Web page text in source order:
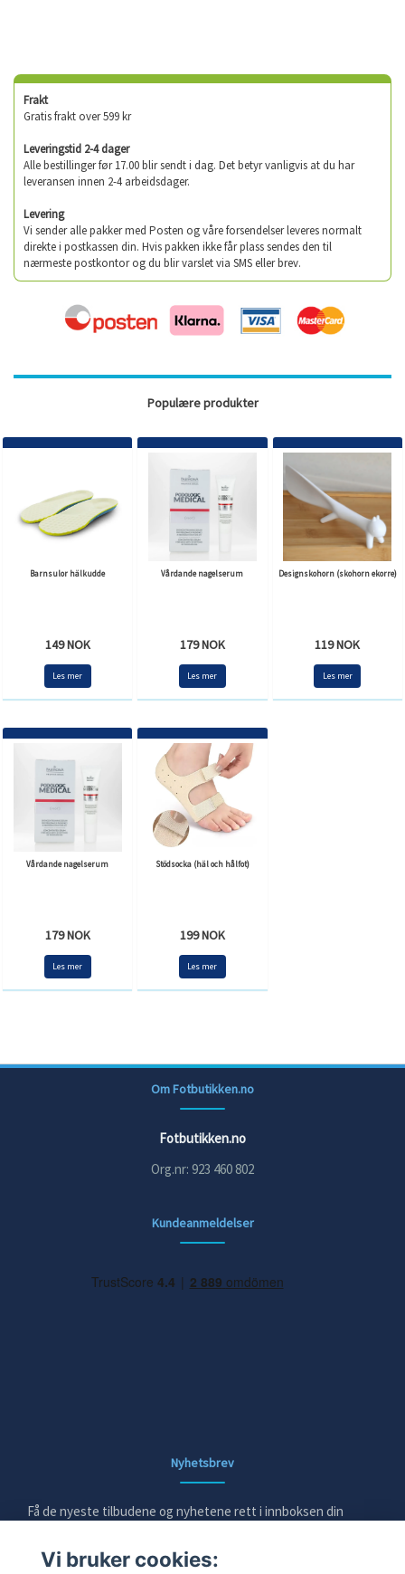
Frakt
Gratis frakt over 599 kr
Leveringstid 2-4 dager
Alle bestillinger før 17.00 blir sendt i dag. Det betyr vanligvis at du har
leveransen innen 2-4 arbeidsdager.
Levering
Vi sender alle pakker med Posten og våre forsendelser leveres normalt
direkte i postkassen din. Hvis pakken ikke får plass sendes den til
nærmeste postkontor og du blir varslet via SMS eller brev.
Populære produkter
Barnsulor hälkudde
149 NOK
Les mer
Vårdande nagelserum
179 NOK
Les mer
Designskohorn (skohorn ekorre)
119 NOK
Les mer
Vårdande nagelserum
179 NOK
Les mer
Stödsocka (häl och hålfot)
199 NOK
Les mer
Om Fotbutikken.no
Fotbutikken.no
Org.nr: 923 460 802
Kundeanmeldelser
Nyhetsbrev
Få de nyeste tilbudene og nyhetene rett i innboksen din
E-post
Vi bruker cookies: